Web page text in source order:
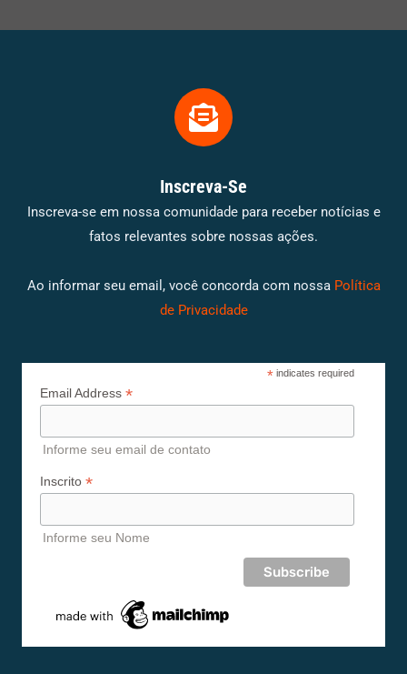
Inscreva-Se
Inscreva-se em nossa comunidade para receber notícias e
fatos relevantes sobre nossas ações.
Ao informar seu email, você concorda com nossa Política
de Privacidade
*indicates required
Email Address *
Informe seu email de contato
Inscrito *
Informe seu Nome